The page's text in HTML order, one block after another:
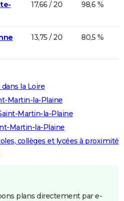
17,66 / 20 98,6 %
13,75 / 20 80,5 %
la Loire
Martin-la-Plaine
Martin-la-Plaine
Martin-la-Plaine
collèges et lycées à proximité
plans directement par e-